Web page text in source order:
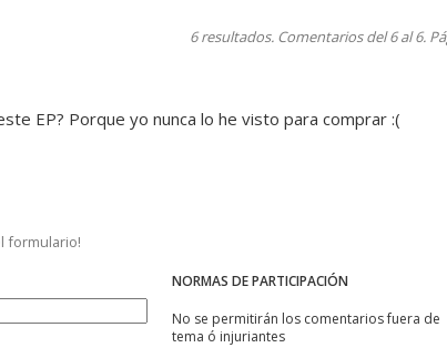
6 resultados. Comentarios del 6 al 6.
EP? Porque yo nunca lo he visto para comprar :(
formulario!
NORMAS DE PARTICIPACIÓN
No se permitirán los comentarios fuera de
tema ó injuriantes